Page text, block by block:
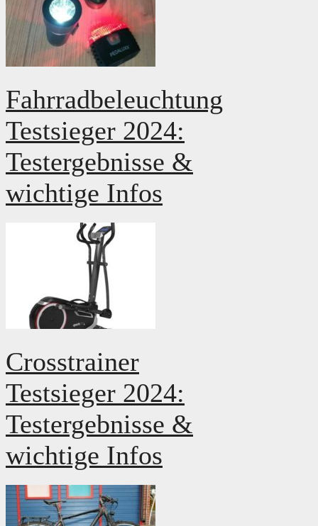
Fahrradbeleuchtung
Testsieger 2024:
Testergebnisse &
wichtige Infos
Crosstrainer
Testsieger 2024:
Testergebnisse &
wichtige Infos